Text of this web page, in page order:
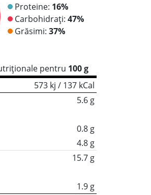
Proteine: 16%
Carbohidrați: 47%
Grăsimi: 37%
pentru 100 g
573 kj / 137 kCal
5.6 g
0.8 g
4.8 g
15.7 g
1.9 g